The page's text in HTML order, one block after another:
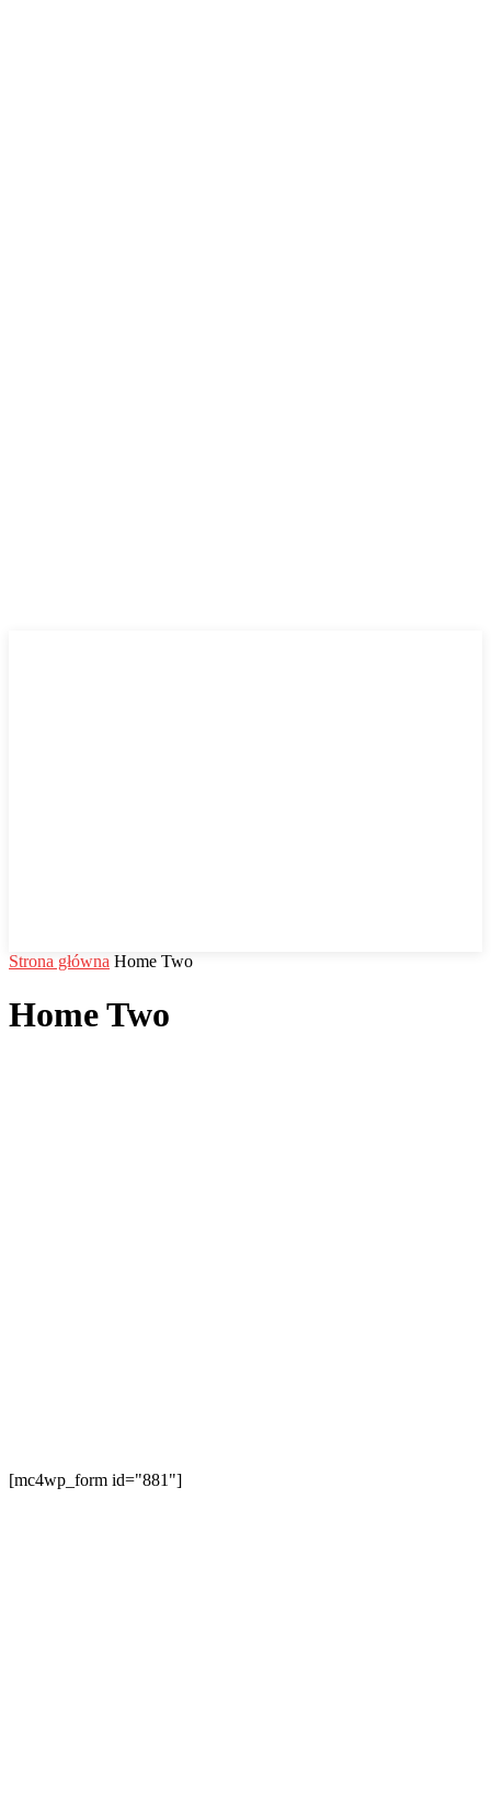
Strona główna Home Two
Home Two
[mc4wp_form id="881"]